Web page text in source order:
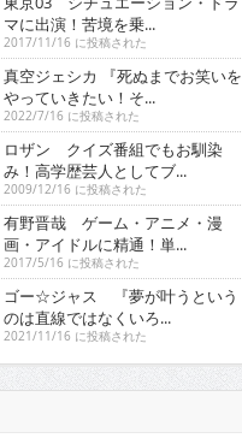
マに出演！苦境を乗...
2017/11/16 に投稿された
真空ジェシカ 『死ぬまでお笑いを
やっていきたい！そ...
2022/7/16 に投稿された
ロザン クイズ番組でもお馴染
み！高学歴芸人としてブ...
2009/12/16 に投稿された
有野晋哉 ゲーム・アニメ・漫
画・アイドルに精通！単...
2017/5/16 に投稿された
ゴー☆ジャス 『夢が叶うという
のは直線ではなくいろ...
2021/11/16 に投稿された